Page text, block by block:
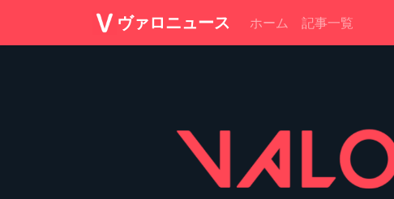
ヴァロニュース ホーム 記事一覧